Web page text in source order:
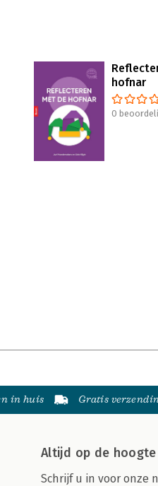
hofnar
0
in huis Gratis
Altijd op de hoogte
Schrijf u in voor onze